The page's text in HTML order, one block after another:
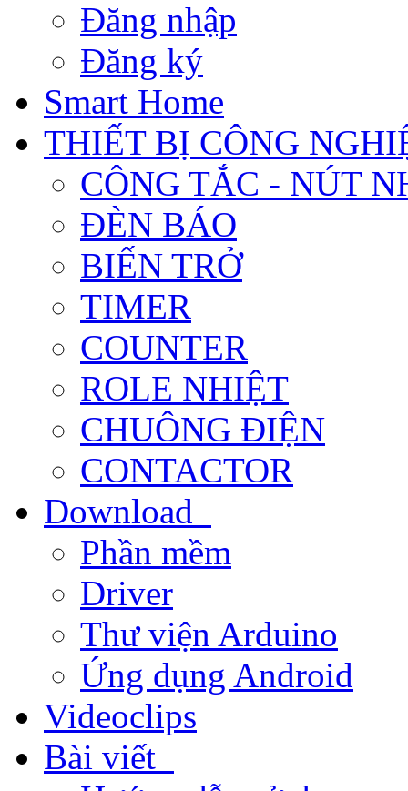
Đăng nhập
Đăng ký
Smart Home
THIẾT BỊ CÔNG
CÔNG TẮC - NÚT
ĐÈN BÁO
BIẾN TRỞ
TIMER
COUNTER
ROLE NHIỆT
CHUÔNG ĐIỆN
CONTACTOR
Download
Phần mềm
Driver
Thư viện Arduino
Ứng dụng Android
Videoclips
Bài viết